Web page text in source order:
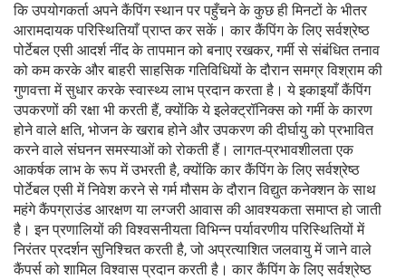
कि उपयोगकर्ता अपने कैंपिंग स्थान पर पहुँचने के कुछ ही मिनटों के भीतर
आरामदायक परिस्थितियाँ प्राप्त कर सकें। कार कैंपिंग के लिए सर्वश्रेष्ठ
पोर्टेबल एसी आदर्श नींद के तापमान को बनाए रखकर, गर्मी से संबंधित तनाव
को कम करके और बाहरी साहसिक गतिविधियों के दौरान समग्र विश्राम की
गुणवत्ता में सुधार करके स्वास्थ्य लाभ प्रदान करता है। ये इकाइयाँ कैंपिंग
उपकरणों की रक्षा भी करती हैं, क्योंकि ये इलेक्ट्रॉनिक्स को गर्मी के कारण
होने वाले क्षति, भोजन के खराब होने और उपकरण की दीर्घायु को प्रभावित
करने वाले संघनन समस्याओं को रोकती हैं। लागत-प्रभावशीलता एक
आकर्षक लाभ के रूप में उभरती है, क्योंकि कार कैंपिंग के लिए सर्वश्रेष्ठ
पोर्टेबल एसी में निवेश करने से गर्म मौसम के दौरान विद्युत कनेक्शन के साथ
महंगे कैंपग्राउंड आरक्षण या लग्जरी आवास की आवश्यकता समाप्त हो जाती
है। इन प्रणालियों की विश्वसनीयता विभिन्न पर्यावरणीय परिस्थितियों में
निरंतर प्रदर्शन सुनिश्चित करती है, जो अप्रत्याशित जलवायु में जाने वाले
कैंपर्स को शामिल विश्वास प्रदान करती है। कार कैंपिंग के लिए सर्वश्रेष्ठ